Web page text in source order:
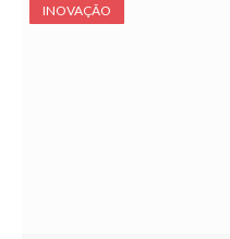
INOVAÇÃO